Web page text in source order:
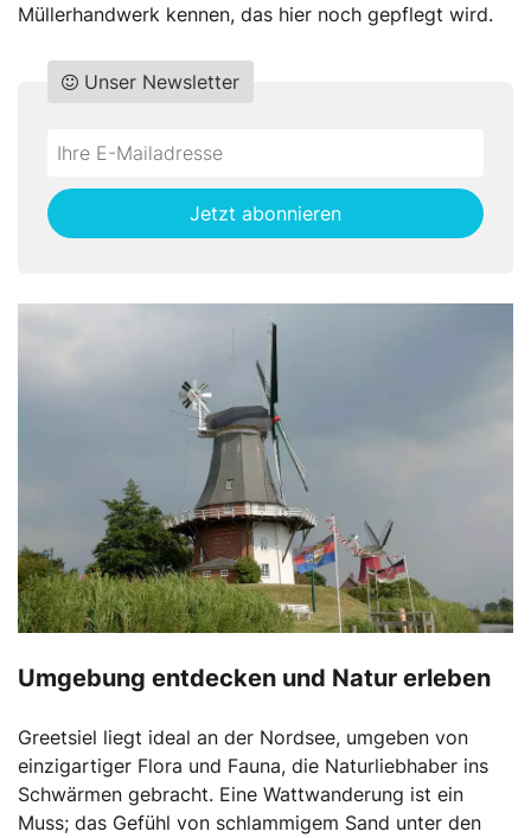
Müllerhandwerk kennen, das hier noch gepflegt wird.
Do
fill
this
Unser Newsletter
*Ihre
Mailadresse:
Jetzt abonnieren
Umgebung entdecken und Natur erleben
Greetsiel liegt ideal an der Nordsee, umgeben von
einzigartiger Flora und Fauna, die Naturliebhaber ins
Schwärmen gebracht. Eine Wattwanderung ist ein
Muss; das Gefühl von schlammigem Sand unter den